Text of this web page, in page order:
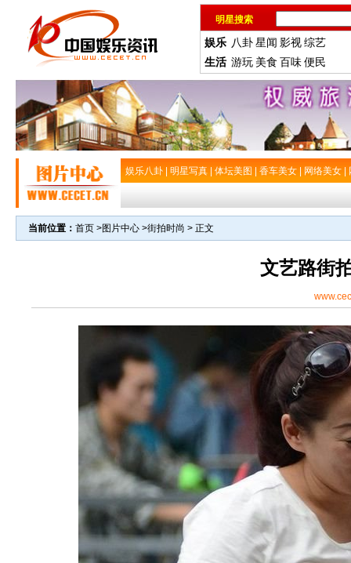
明星搜索
娱乐 八卦星闻 影视综艺
生活 游玩 美食 百味便民
娱乐八卦 明星写真 体坛美图 香车美女 网络美女
当前位置： 首页 >图片中心 >街拍时尚 > 正文
文艺路街